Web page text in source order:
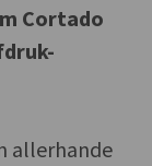
Cortado
allerhande